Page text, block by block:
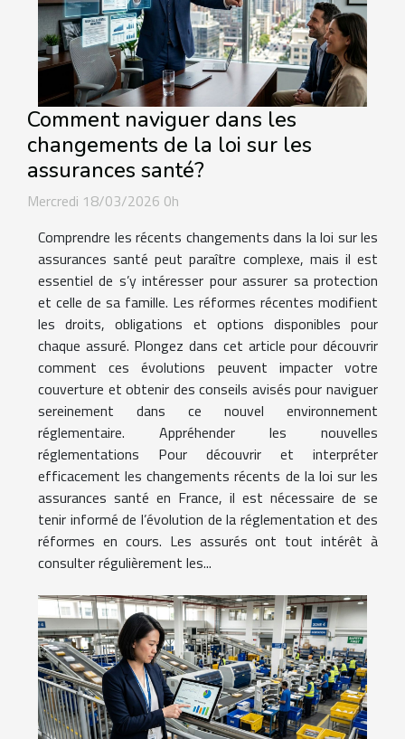
Comment naviguer dans les
changements de la loi sur les
assurances santé?
Mercredi 18/03/2026 0h
Comprendre les récents changements dans la loi sur les
assurances santé peut paraître complexe, mais il est
essentiel de s’y intéresser pour assurer sa protection
et celle de sa famille. Les réformes récentes modifient
les droits, obligations et options disponibles pour
chaque assuré. Plongez dans cet article pour découvrir
comment ces évolutions peuvent impacter votre
couverture et obtenir des conseils avisés pour naviguer
sereinement dans ce nouvel environnement
réglementaire. Appréhender les nouvelles
réglementations Pour découvrir et interpréter
efficacement les changements récents de la loi sur les
assurances santé en France, il est nécessaire de se
tenir informé de l’évolution de la réglementation et des
réformes en cours. Les assurés ont tout intérêt à
consulter régulièrement les...